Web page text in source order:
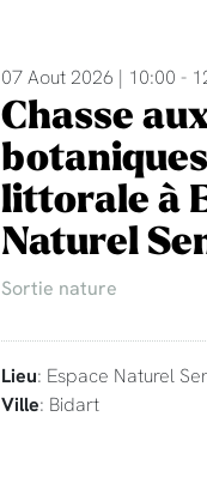
07 Aout 2026 | 10:00 -
Chasse
littorale à
Naturel
Sortie nature
Lieu: Espace Naturel
Ville: Bidart